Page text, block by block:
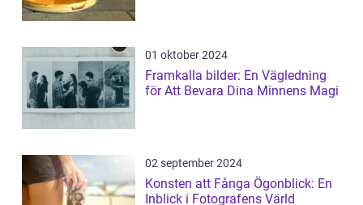
01 oktober 2024
Framkalla bilder: En Vägledning
för Att Bevara Dina Minnens Magi
02 september 2024
Konsten att Fånga Ögonblick: En
Inblick i Fotografens Värld